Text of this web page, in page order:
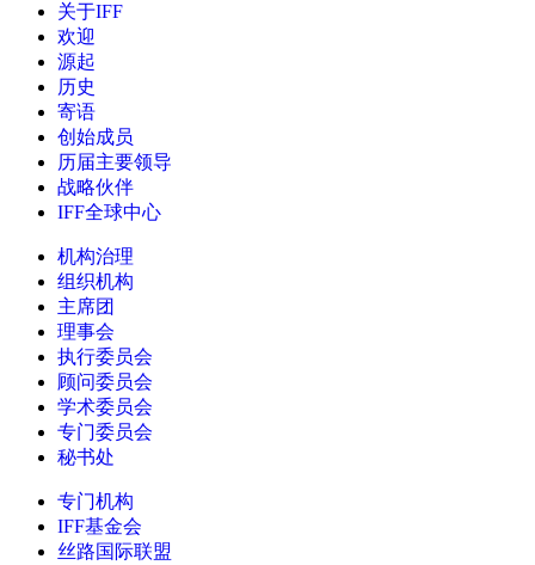
关于IFF
欢迎
源起
历史
寄语
创始成员
历届主要领导
战略伙伴
IFF全球中心
机构治理
组织机构
主席团
理事会
执行委员会
顾问委员会
学术委员会
专门委员会
秘书处
专门机构
IFF基金会
丝路国际联盟